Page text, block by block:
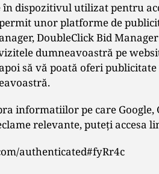
dispozitivul utilizat pentru
unor platforme de
DoubleClick Bid
dumneavoastră pe
să vă poată oferi
informatiilor pe care Google,
relevante, puteţi accesa
authenticated#fyRr4c